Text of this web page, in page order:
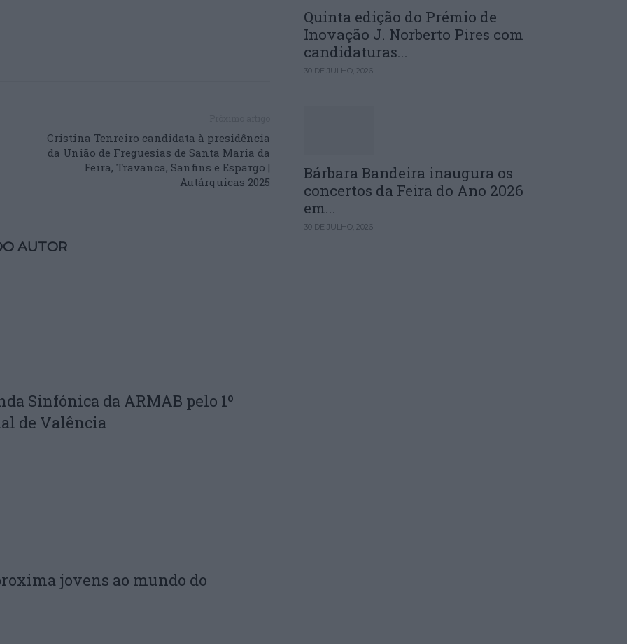
Cristina Tenreiro candidata à presidência
da União de Freguesias de Santa Maria da
Feira, Travanca, Sanfins e Espargo |
Autárquicas 2025
AUTOR
Sinfónica da ARMAB pelo 1º
de Valência
jovens ao mundo do
Quinta edição do Prémio de
Inovação J. Norberto Pires com
candidaturas...
30 DE JULHO, 2026
Bárbara Bandeira inaugura os
concertos da Feira do Ano 2026
em...
30 DE JULHO, 2026